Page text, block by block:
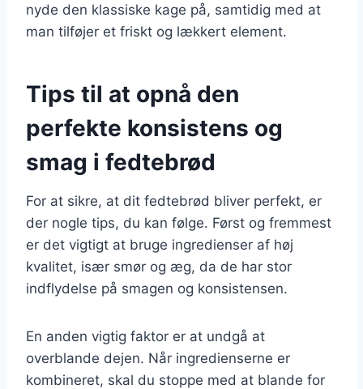
nyde den klassiske kage på, samtidig med at
man tilføjer et friskt og lækkert element.
Tips til at opnå den
perfekte konsistens og
smag i fedtebrød
For at sikre, at dit fedtebrød bliver perfekt, er
der nogle tips, du kan følge. Først og fremmest
er det vigtigt at bruge ingredienser af høj
kvalitet, især smør og æg, da de har stor
indflydelse på smagen og konsistensen.
En anden vigtig faktor er at undgå at
overblande dejen. Når ingredienserne er
kombineret, skal du stoppe med at blande for